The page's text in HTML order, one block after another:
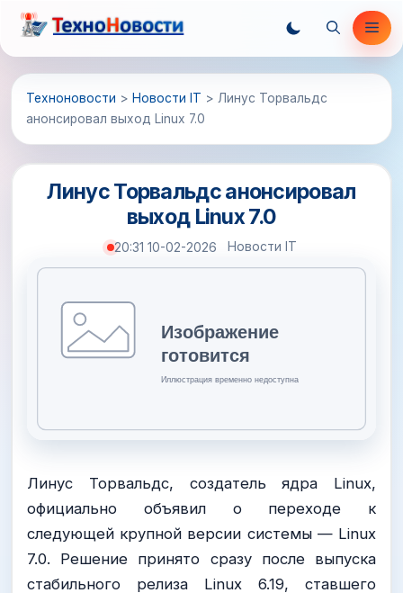
Перейти
содержимому
Техноновости > Новости IT > Линус Торвальдс
анонсировал выход Linux 7.0
Линус Торвальдс анонсировал
выход Linux 7.0
20:31 10-02-2026 Новости IT
Линус Торвальдс, создатель ядра Linux,
официально объявил о переходе к
следующей крупной версии системы — Linux
7.0. Решение принято сразу после выпуска
стабильного релиза Linux 6.19, ставшего